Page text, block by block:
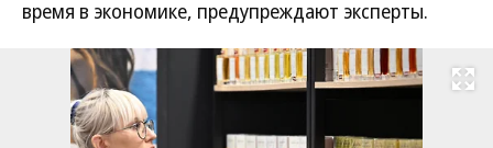
время в экономике, предупреждают эксперты.
Развернуть